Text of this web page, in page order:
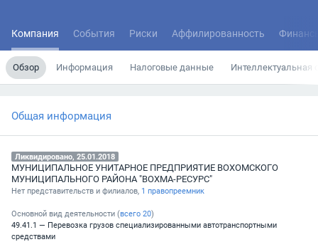
Компания События Риски Аффилированность
Обзор Информация Налоговые данные Интеллектуальная
Общая информация
Ликвидировано, 25.01.2018
МУНИЦИПАЛЬНОЕ УНИТАРНОЕ ПРЕДПРИЯТИЕ ВОХОМСКОГО
МУНИЦИПАЛЬНОГО РАЙОНА "ВОХМА-РЕСУРС"
Нет представительств и филиалов, 1 правопреемник
Основной вид деятельности (всего 20)
49.41.1 — Перевозка грузов специализированными автотранспортными
средствами